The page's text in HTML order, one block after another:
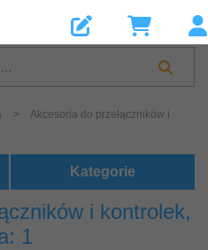
>
Akcesoria do przełączników i
Kategorie
i kontrolek,
1